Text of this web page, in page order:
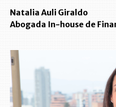
Natalia Auli Giraldo
Abogada In-house de